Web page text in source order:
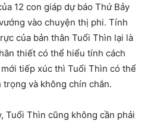
12 con giáp dự báo Thứ Bảy
vào chuyện thị phi. Tính
của bản thân Tuổi Thìn lại là
thiết có thể hiểu tính cách
tiếp xúc thì Tuổi Thìn có thể
và không chín chắn.
Tuổi Thìn cũng không cần phải